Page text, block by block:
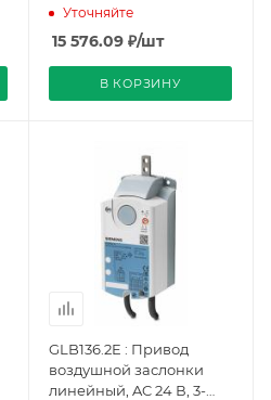
точечный, 125 Н, 150 с, 2
переключателя
(BPZ:GDB336.2E),
Siemens
Уточняйте
15 576.09₽/шт
В КОРЗИНУ
GLB136.2E : Привод
воздушной заслонки
линейный, AC 24 В, 3-